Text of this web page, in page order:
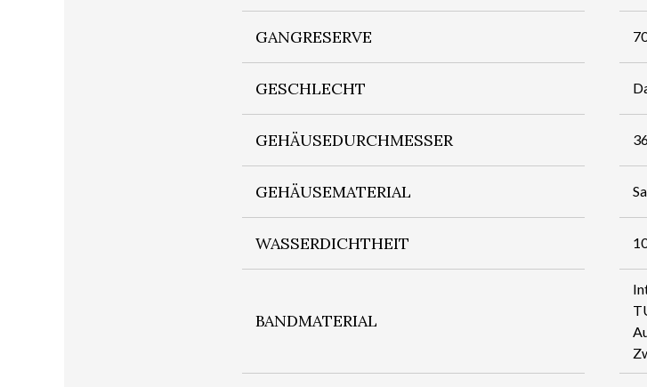
GANGRESERVE
GESCHLECHT
GEHÄUSEDURCHMESSER
GEHÄUSEMATERIAL
WASSERDICHTHEIT
BANDMATERIAL